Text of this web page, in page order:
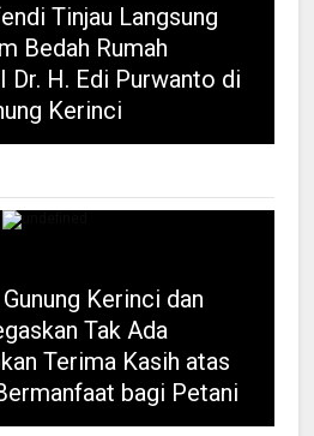
Tinjau Langsung
Bedah Rumah
Dr. H. Edi Purwanto di
Kerinci
Kerinci dan
Tak Ada
Terima Kasih atas
bagi Petani